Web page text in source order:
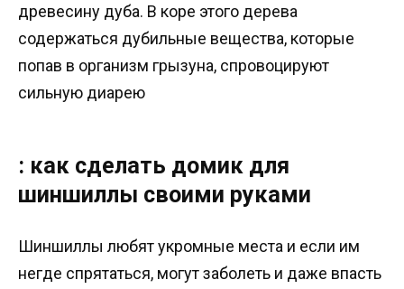
древесину дуба. В коре этого дерева
содержаться дубильные вещества, которые
попав в организм грызуна, спровоцируют
сильную диарею
: как сделать домик для
шиншиллы своими руками
Шиншиллы любят укромные места и если им
негде спрятаться, могут заболеть и даже впасть